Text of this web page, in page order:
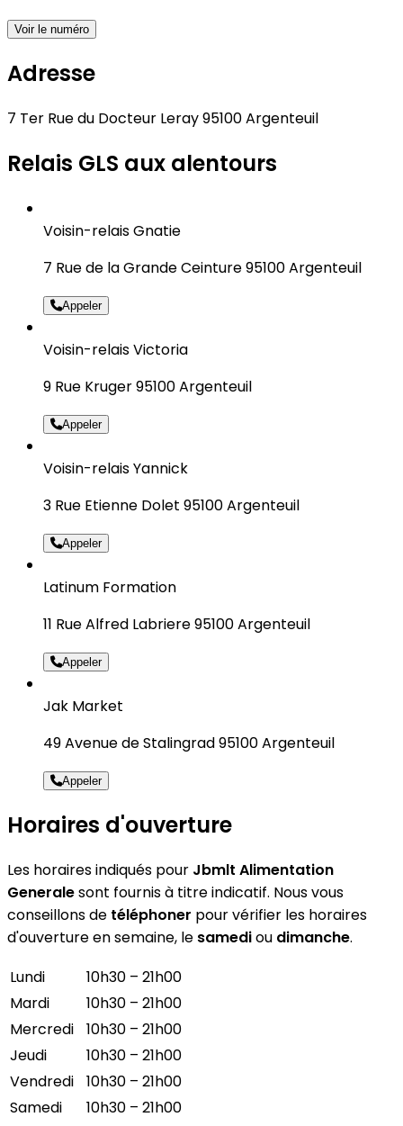
Voir le numéro
Adresse
7 Ter Rue du Docteur Leray 95100 Argenteuil
Relais GLS aux alentours
Voisin-relais Gnatie
7 Rue de la Grande Ceinture 95100 Argenteuil
Appeler
Voisin-relais Victoria
9 Rue Kruger 95100 Argenteuil
Appeler
Voisin-relais Yannick
3 Rue Etienne Dolet 95100 Argenteuil
Appeler
Latinum Formation
11 Rue Alfred Labriere 95100 Argenteuil
Appeler
Jak Market
49 Avenue de Stalingrad 95100 Argenteuil
Appeler
Horaires d'ouverture
Les horaires indiqués pour Jbmlt Alimentation
Generalesont fournis à titre indicatif. Nous vous
conseillons de téléphoner pour vérifier les horaires
d'ouverture en semaine, le samediou dimanche.
Lundi
10h30 – 21h00
Mardi
10h30 – 21h00
Mercredi
10h30 – 21h00
Jeudi
10h30 – 21h00
Vendredi
10h30 – 21h00
Samedi
10h30 – 21h00